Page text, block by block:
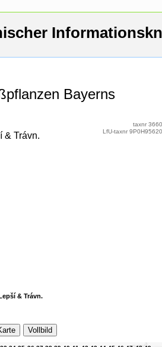
Bayerns
& Trávn.
taxnr
LfU-taxnr
& Trávn.
Vollbild